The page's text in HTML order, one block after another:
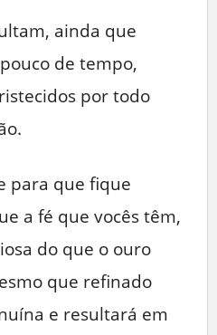
ainda que
de tempo,
por todo
para que fique
a fé que vocês têm,
do que o ouro
que refinado
e resultará em